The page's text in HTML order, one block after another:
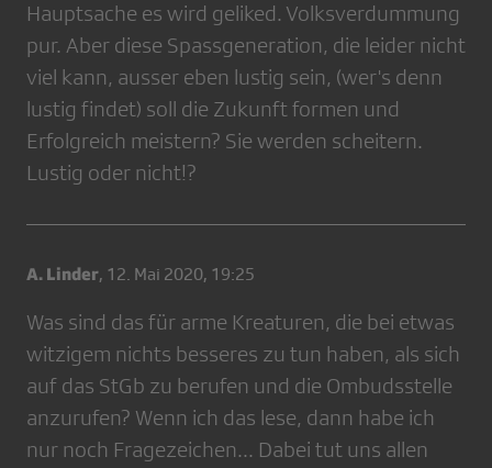
Hauptsache es wird geliked. Volksverdummung
pur. Aber diese Spassgeneration, die leider nicht
viel kann, ausser eben lustig sein, (wer's denn
lustig findet) soll die Zukunft formen und
Erfolgreich meistern? Sie werden scheitern.
Lustig oder nicht!?
A. Linder, 12. Mai 2020, 19:25
Was sind das für arme Kreaturen, die bei etwas
witzigem nichts besseres zu tun haben, als sich
auf das StGb zu berufen und die Ombudsstelle
anzurufen? Wenn ich das lese, dann habe ich
nur noch Fragezeichen... Dabei tut uns allen